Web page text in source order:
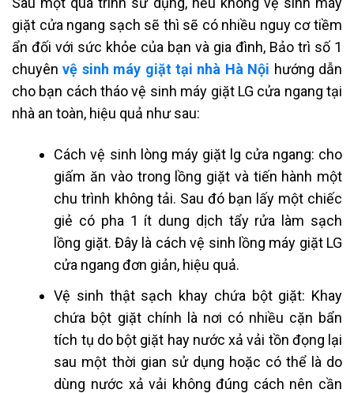
giặt cửa ngang sạch sẽ thì sẽ có nhiều nguy cơ tiềm
ẩn đối với sức khỏe của bạn và gia đình, Bảo trì số 1
chuyênvệ sinh máy giặt tại nhà Hà Nội hướng dẫn
cho bạn cách tháo vệ sinh máy giặt LG cửa ngang tại
nhà an toàn, hiệu quả như sau:
Cách vệ sinh lòng máy giặt lg cửa ngang: cho
giấm ăn vào trong lồng giặt và tiến hành một
chu trình không tải. Sau đó bạn lấy một chiếc
giẻ có pha 1 ít dung dịch tẩy rửa làm sạch
lồng giặt. Đây là cách vệ sinh lồng máy giặt LG
cửa ngang đơn giản, hiệu quả.
Vệ sinh thật sạch khay chứa bột giặt: Khay
chứa bột giặt chính là nơi có nhiều cặn bẩn
tích tụ do bột giặt hay nước xả vải tồn đọng lại
sau một thời gian sử dụng hoặc có thể là do
dùng nước xả vải không đúng cách nên cần